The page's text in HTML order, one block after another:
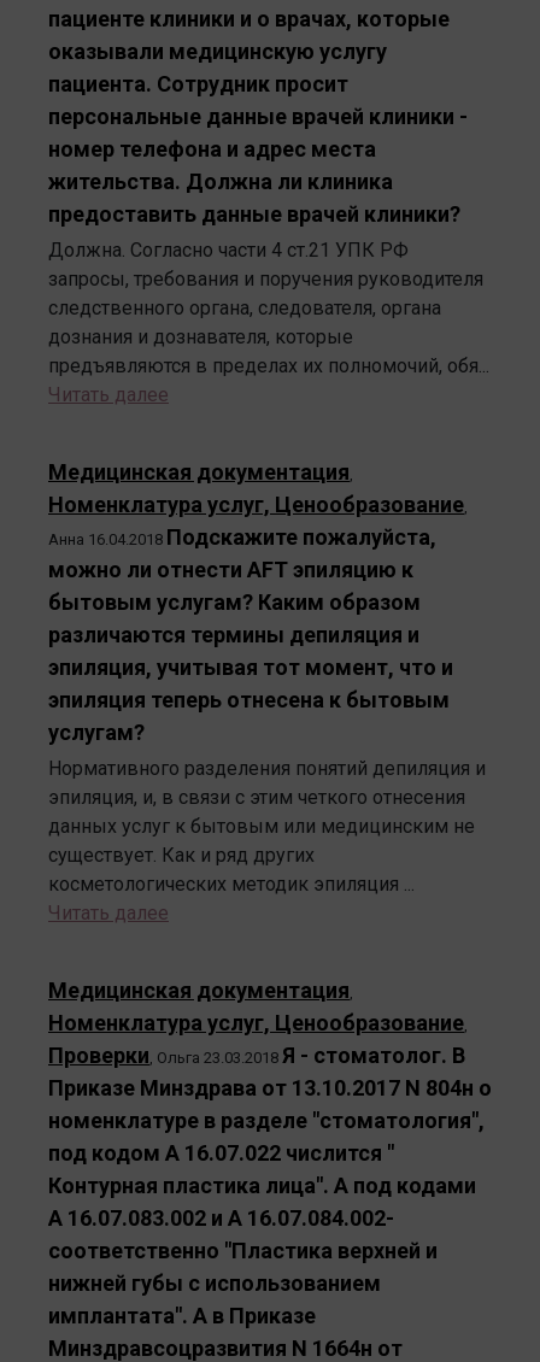
пациенте клиники и о врачах, которые
оказывали медицинскую услугу
пациента. Сотрудник просит
персональные данные врачей клиники -
номер телефона и адрес места
жительства. Должна ли клиника
предоставить данные врачей клиники?
Должна. Согласно части 4 ст.21 УПК РФ
запросы, требования и поручения руководителя
следственного органа, следователя, органа
дознания и дознавателя, которые
предъявляются в пределах их полномочий, обя...
Читать далее
Медицинская документация
Номенклатура услуг, Ценообразование
Анна 16.04.2018 Подскажите пожалуйста,
можно ли отнести AFT эпиляцию к
бытовым услугам? Каким образом
различаются термины депиляция и
эпиляция, учитывая тот момент, что и
эпиляция теперь отнесена к бытовым
услугам?
Нормативного разделения понятий депиляция и
эпиляция, и, в связи с этим четкого отнесения
данных услуг к бытовым или медицинским не
существует. Как и ряд других
косметологических методик эпиляция ...
Читать далее
Медицинская документация
Номенклатура услуг, Ценообразование
Проверки Ольга 23.03.2018 Я - стоматолог. В
Приказе Минздрава от 13.10.2017 N 804н о
номенклатуре в разделе "стоматология",
под кодом А 16.07.022 числится "
Контурная пластика лица". А под кодами
А 16.07.083.002 и А 16.07.084.002-
соответственно "Пластика верхней и
нижней губы с использованием
имплантата". А в Приказе
Минздравсоцразвития N 1664н от